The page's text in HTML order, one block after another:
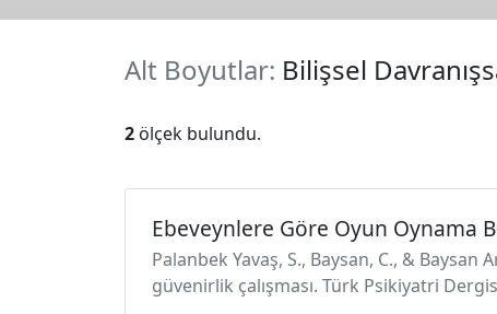
Alt Boyutlar: Bilişsel
2 ölçek bulundu.
Ebeveynlere Göre Oyun Oynama
Palanbek Yavaş, S., Baysan, C., &
güvenirlik çalışması. Türk Psikiyatri